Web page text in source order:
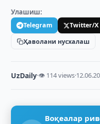
Улашиш:
Telegram Twitter/X
Ҳаволани нусхалаш
UzDaily·👁 114 views·
Воқеалар